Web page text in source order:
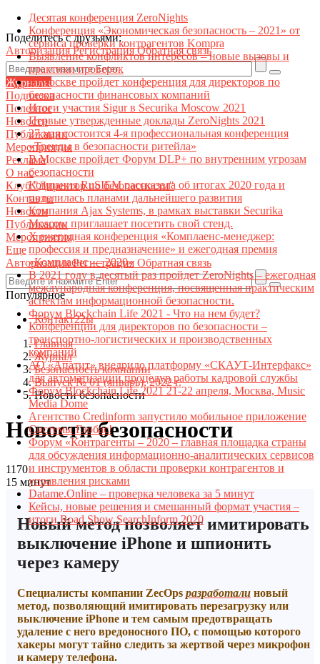
Поделитесь с друзьями:
АвторизацияРегистрацияОбратная связь
Журналы
Подписка
Полезное
Новости
Публикации
Мероприятия
Реклама
О нас
Клуб "Директор по безопасности"
Контакты
Новости
Публикации
Мероприятия
Еще
АвторизацияРегистрация Обратная связь
Популярное
Десятая конференция ZeroNights
Конференция «Экономическая безопасность – 2021» от
сервиса проверки контрагентов Kompra
Выявление конфликтов интересов – новые вызовы и
практики проверок
В Москве пройдет конференция для директоров по
безопасности финансовых компаний
Итоги участия Sigur в Securika Moscow 2021
Первые утвержденные доклады ZeroNights 2021
27 мая состоится 4-я профессиональная конференция
«Тренды в безопасности ритейла»
В Москве пройдет Форум DLP+ по внутренним угрозам
безопасности
Компания RuSIEM рассказала об итогах 2020 года и
поделилась планами дальнейшего развития
Компания Ajax Systems, в рамках выставки Securika
Moscow приглашает посетить свой стенд.
X ежегодная конференция «Комплаенс-менеджер:
профессия и предназначение» и ежегодная премия
«Комплаенс — 2020»
В 2021 году в десятый раз пройдет ZeroNights – ежегодная
международная конференция, посвященная практическим
аспектам информационной безопасности.
Форум Blockchain Life 2021 - Что на нем будет?
Конференции для директоров по безопасности –
транспортно-логистических и производственных
компаний
АО «Апатит» внедрило платформу «СКАУТ-Интерфакс»
для автоматизации процедур работы кадровой службы
Форум Blockchain Life 2021 21-22 апреля, Москва, Music
Media Dome
Агентство Credinform запустило мобильное приложение
Системы Глобас!
Форум «Контрагенты – 2020 – главная площадка страны
для обсуждения информационно-аналитических сервисов
и инструментов в области проверки контрагентов и
управления рисками
Datame.Online – проверка человека за 5 минут
Кейсы, новые решения и смешанный формат участия –
итоги Road Show SearchInform 2020
Контакт22ы
Главная
Журнал
Безопасность компании
Выпуск № 01 (январь), 2022 г.
Новости безопасности
Новости безопасности
1170
15 минут
Новый метод позволяет имитировать
выключение iPhone и шпионить
через камеру
Специалисты компании ZecOps разработали новый
метод, позволяющий имитировать перезагрузку или
выключение iPhone и тем самым предотвращать
удаление с него вредоносного ПО, с помощью которого
хакеры могут тайно следить за жертвой через микрофон
и камеру телефона.